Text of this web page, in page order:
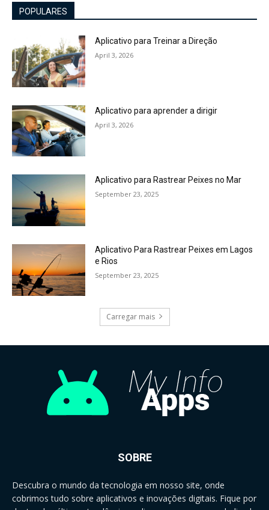
POPULARES
Aplicativo para Treinar a Direção
April 3, 2026
Aplicativo para aprender a dirigir
April 3, 2026
Aplicativo para Rastrear Peixes no Mar
September 23, 2025
Aplicativo Para Rastrear Peixes em Lagos
e Rios
September 23, 2025
Carregar mais
SOBRE
Descubra o mundo da tecnologia em nosso site, onde
cobrimos tudo sobre aplicativos e inovações digitais. Fique por